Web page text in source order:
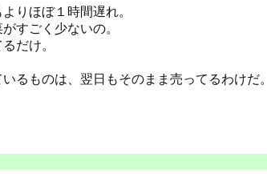
りほぼ１時間遅れ。
すごく少ないの。
だけ。
ものは、翌日もそのまま売ってるわけだ。